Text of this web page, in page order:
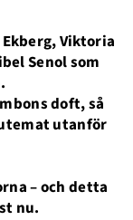
Viktoria
Senol som
doft, så
utanför
– och detta
nu.